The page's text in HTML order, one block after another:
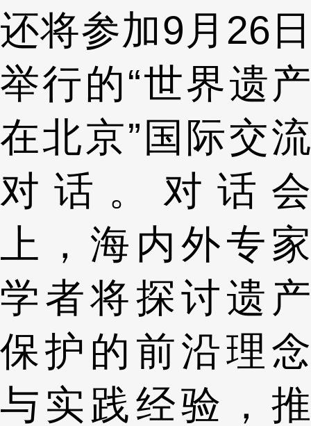
还将参加9月26日
举行的“世界遗产
在北京”国际交流
对话。对话会
上，海内外专家
学者将探讨遗产
保护的前沿理念
与实践经验，推